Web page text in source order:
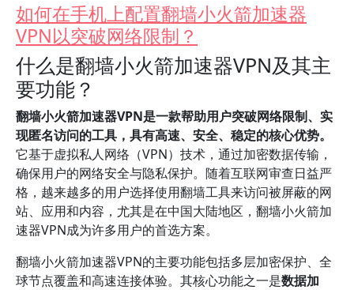
如何在手机上配置翻墙小火箭加速器
VPN以突破网络限制？
什么是翻墙小火箭加速器VPN及其主
要功能？
翻墙小火箭加速器VPN是一款帮助用户突破网络限制、实
现匿名访问的工具，具有高速、安全、稳定的核心优势。
它基于虚拟私人网络（VPN）技术，通过加密数据传输，
确保用户的网络安全与隐私保护。随着互联网审查日益严
格，越来越多的用户选择使用翻墙工具来访问被屏蔽的网
站、应用和内容，尤其是在中国大陆地区，翻墙小火箭加
速器VPN成为许多用户的首选方案。
翻墙小火箭加速器VPN的主要功能包括多层加密保护、全
球节点覆盖和高速连接体验。其核心功能之一是数据加